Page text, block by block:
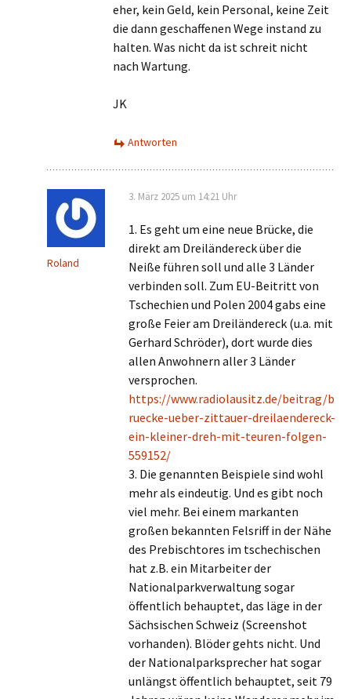
eher, kein Geld, kein Personal, keine Zeit
die dann geschaffenen Wege instand zu
halten. Was nicht da ist schreit nicht
nach Wartung.
JK
Antworten
Roland
3. März 2025 um 14:21 Uhr
1. Es geht um eine neue Brücke, die
direkt am Dreiländereck über die
Neiße führen soll und alle 3 Länder
verbinden soll. Zum EU-Beitritt von
Tschechien und Polen 2004 gabs eine
große Feier am Dreiländereck (u.a. mit
Gerhard Schröder), dort wurde dies
allen Anwohnern aller 3 Länder
versprochen.
https://www.radiolausitz.de/beitrag/b
ruecke-ueber-zittauer-dreilaendereck-
ein-kleiner-dreh-mit-teuren-folgen-
559152/
3. Die genannten Beispiele sind wohl
mehr als eindeutig. Und es gibt noch
viel mehr. Bei einem markanten
großen bekannten Felsriff in der Nähe
des Prebischtores im tschechischen
hat z.B. ein Mitarbeiter der
Nationalparkverwaltung sogar
öffentlich behauptet, das läge in der
Sächsischen Schweiz (Screenshot
vorhanden). Blöder gehts nicht. Und
der Nationalparksprecher hat sogar
unlängst öffentlich behauptet, seit 79